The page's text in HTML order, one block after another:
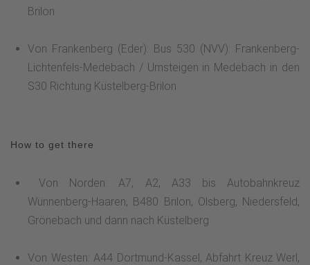
Brilon
Von Frankenberg (Eder): Bus 530 (NVV): Frankenberg-
Lichtenfels-Medebach / Umsteigen in Medebach in den
S30 Richtung Küstelberg-Brilon
How to get there
Von Norden: A7, A2, A33 bis Autobahnkreuz
Wünnenberg-Haaren, B480 Brilon, Olsberg, Niedersfeld,
Grönebach und dann nach Küstelberg
Von Westen: A44 Dortmund-Kassel, Abfahrt Kreuz Werl,